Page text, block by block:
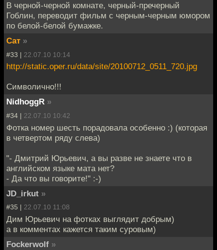
В черной-черной комнате, черный-пречерный
Гоблин, переводит фильм с черным-черным юмором
по белой-белой бумажке.
Сат »
#33 | 22.07.10 10:14
http://static.oper.ru/data/site/20100712_0511_720.jpg
Символично!!!
NidhoggR »
#34 | 22.07.10 10:42
Фотка номер шесть порадовала особенно :) (которая
в четвертом ряду слева)
"- Дмитрий Юрьевич, а вы разве не знаете что в
английском языке мата нет?
- Да что вы говорите!" :-)
JD_irkut »
#35 | 22.07.10 11:08
Дим Юрьевич на фотках выглядит добрым)
а в комментах кажется таким суровым)
Fockerwolf »